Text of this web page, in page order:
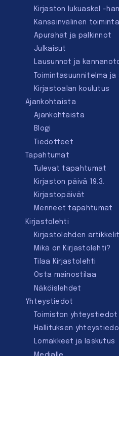
Kirjaston lukuaskel -
Kansainvälinen toiminta
Apurahat ja palkinnot
Julkaisut
Lausunnot ja
Toimintasuunnitelma
Kirjastoalan koulutus
Ajankohtaista
Ajankohtaista
Blogi
Tiedotteet
Tapahtumat
Tulevat tapahtumat
Kirjaston päivä 19.3.
Kirjastopäivät
Menneet tapahtumat
Kirjastolehti
Kirjastolehden artikkelit
Mikä on Kirjastolehti?
Tilaa Kirjastolehti
Osta mainostilaa
Näköislehdet
Yhteystiedot
Toimiston yhteystiedot
Hallituksen
Lomakkeet ja laskutus
Medialle